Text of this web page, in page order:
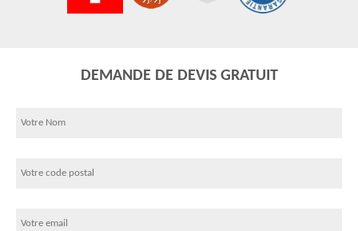
DEMANDE DE DEVIS GRATUIT